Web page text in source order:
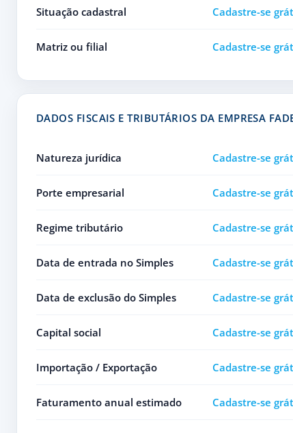
Situação cadastral Cadastre-se
Matriz ou filial Cadastre-se
DADOS FISCAIS E TRIBUTÁRIOS DA EMPRESA
Natureza jurídica Cadastre-se
Porte empresarial Cadastre-se
Regime tributário Cadastre-se
Data de entrada no Simples Cadastre-se
Data de exclusão do Simples Cadastre-se
Capital social Cadastre-se
Importação / Exportação Cadastre-se
Faturamento anual estimado Cadastre-se